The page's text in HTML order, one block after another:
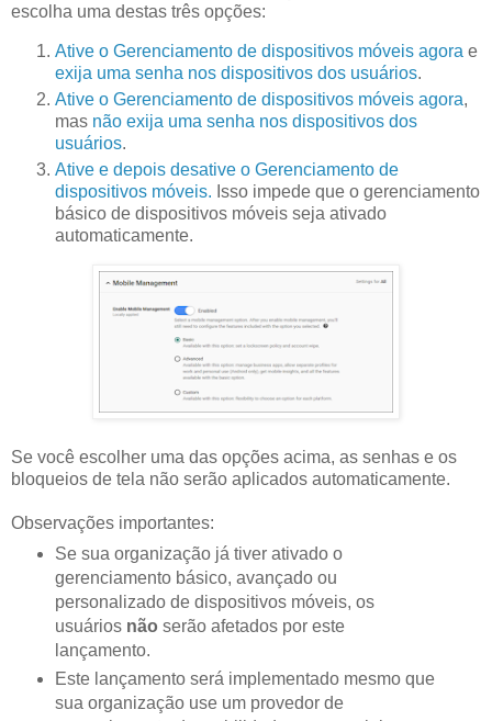
escolha uma destas três opções:
Ative o Gerenciamento de dispositivos móveis agora e
exija uma senha nos dispositivos dos usuários.
Ative o Gerenciamento de dispositivos móveis agora,
mas não exija uma senha nos dispositivos dos
usuários.
Ative e depois desative o Gerenciamento de
dispositivos móveis. Isso impede que o gerenciamento
básico de dispositivos móveis seja ativado
automaticamente.
Se você escolher uma das opções acima, as senhas e os
bloqueios de tela não serão aplicados automaticamente.
Observações importantes:
Se sua organização já tiver ativado o
gerenciamento básico, avançado ou
personalizado de dispositivos móveis, os
usuários não serão afetados por este
lançamento.
Este lançamento será implementado mesmo que
sua organização use um provedor de